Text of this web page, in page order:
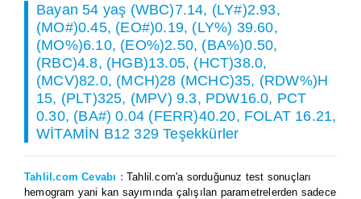
Bayan 54 yaş (WBC)7.14, (LY#)2.93,
(MO#)0.45, (EO#)0.19, (LY%) 39.60,
(MO%)6.10, (EO%)2.50, (BA%)0.50,
(RBC)4.8, (HGB)13.05, (HCT)38.0,
(MCV)82.0, (MCH)28 (MCHC)35, (RDW%)H
15, (PLT)325, (MPV) 9.3, PDW16.0, PCT
0.30, (BA#) 0.04 (FERR)40.20, FOLAT 16.21,
WİTAMİN B12 329 Teşekkürler
Tahlil.com Cevabı : Tahlil.com'a sorduğunuz test sonuçları
hemogram yani kan sayımında çalışılan parametrelerden sadece